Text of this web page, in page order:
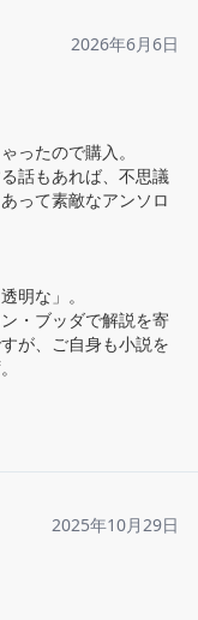
2026年6月6日
ったので購入。
話もあれば、不思議
って素敵なアンソロ
明な」。
・ブッダで解説を寄
が、ご自身も小説を
2025年10月29日